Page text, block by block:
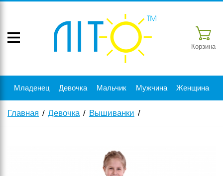
Корзина
Младенец Девочка Мальчик Мужчина Женщина
Главная Девочка Вышиванки